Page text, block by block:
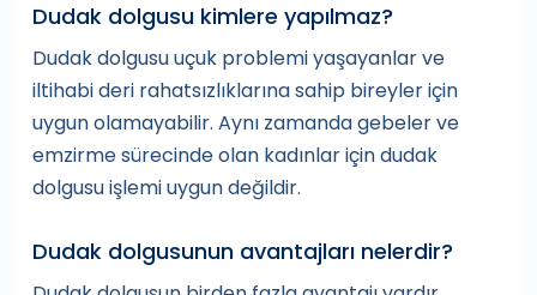
Dudak dolgusu kimlere yapılmaz?
Dudak dolgusu uçuk problemi yaşayanlar ve
iltihabi deri rahatsızlıklarına sahip bireyler için
uygun olamayabilir. Aynı zamanda gebeler ve
emzirme sürecinde olan kadınlar için dudak
dolgusu işlemi uygun değildir.
Dudak dolgusunun avantajları nelerdir?